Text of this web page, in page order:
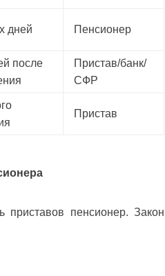
дней Пенсионер
после
Пристав/банк/
СФР
Пристав
пенсионер. Закон